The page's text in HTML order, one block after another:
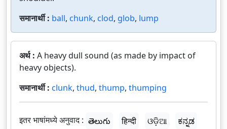
समानार्थी : ball, chunk, clod, glob, lump
अर्थ : A heavy dull sound (as made by impact of
heavy objects).
समानार्थी : clunk, thud, thump, thumping
इतर भाषांमध्ये अनुवाद : తెలుగు हिन्दी ଓଡ଼ିଆ
ಕನ್ನಡ